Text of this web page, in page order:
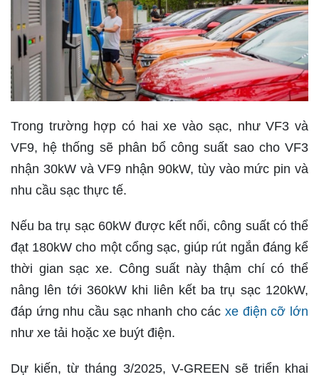
Trong trường hợp có hai xe vào sạc, như VF3 và
VF9, hệ thống sẽ phân bổ công suất sao cho VF3
nhận 30kW và VF9 nhận 90kW, tùy vào mức pin và
nhu cầu sạc thực tế.
Nếu ba trụ sạc 60kW được kết nối, công suất có thể
đạt 180kW cho một cổng sạc, giúp rút ngắn đáng kể
thời gian sạc xe. Công suất này thậm chí có thể
nâng lên tới 360kW khi liên kết ba trụ sạc 120kW,
đáp ứng nhu cầu sạc nhanh cho cácxe điện cỡ lớn
như xe tải hoặc xe buýt điện.
Dự kiến, từ tháng 3/2025, V-GREEN sẽ triển khai